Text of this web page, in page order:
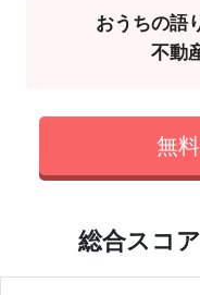
おうちの語
不動
無
総合スコア